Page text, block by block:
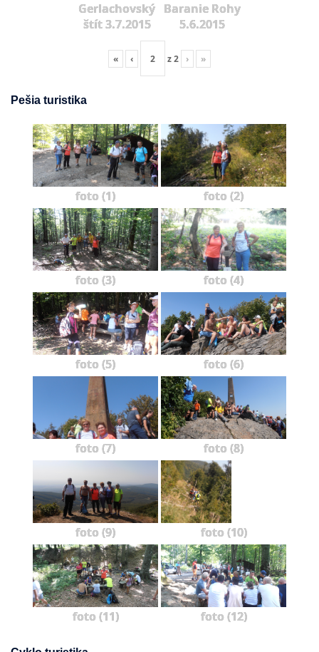
Gerlachovský
štít 3.7.2015
Baranie Rohy
5.6.2015
« ‹ z2 › »
Pešia turistika
foto (1) foto (2)
foto (3) foto (4)
foto (5) foto (6)
foto (7) foto (8)
foto (9) foto (10)
foto (11) foto (12)